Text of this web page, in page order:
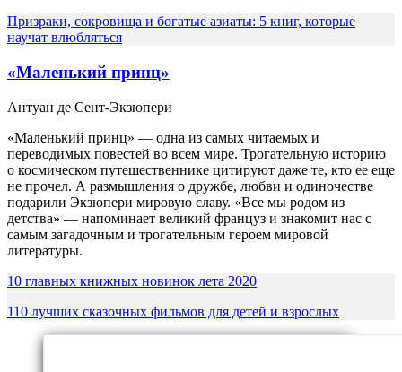
Призраки, сокровища и богатые азиаты: 5 книг, которые
научат влюбляться
«Маленький принц»
Антуан де Сент-Экзюпери
«Маленький принц» ― одна из самых читаемых и
переводимых повестей во всем мире. Трогательную историю
о космическом путешественнике цитируют даже те, кто ее еще
не прочел. А размышления о дружбе, любви и одиночестве
подарили Экзюпери мировую славу. «Все мы родом из
детства» — напоминает великий француз и знакомит нас с
самым загадочным и трогательным героем мировой
литературы.
10 главных книжных новинок лета 2020
110 лучших сказочных фильмов для детей и взрослых